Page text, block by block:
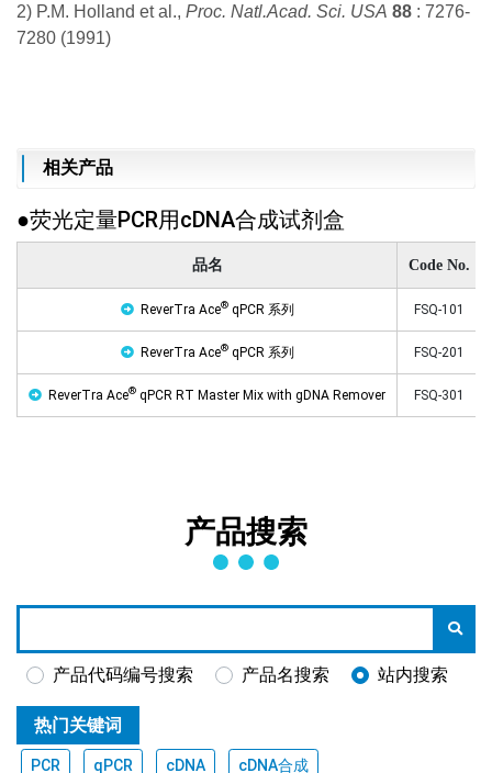
2) P.M. Holland et al., Proc. Natl.Acad. Sci. USA 88 : 7276-
7280 (1991)
相关产品
●荧光定量PCR用cDNA合成试剂盒
品名 Code No.
ReverTra Ace®qPCR 系列 FSQ-101
ReverTra Ace®qPCR 系列 FSQ-201
ReverTra Ace® qPCR RT Master Mix with gDNA Remover FSQ-301
产品搜索
产品代码编号搜索 产品名搜索 站内搜索
热门关键词
PCR qPCR cDNA cDNA合成